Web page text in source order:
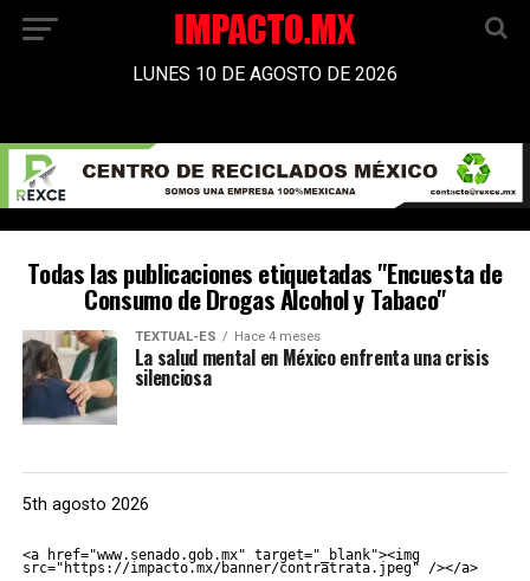
LUNES 10 DE AGOSTO DE 2026
Todas las publicaciones etiquetadas "Encuesta de
Consumo de Drogas Alcohol y Tabaco"
TEXTUAL-ES Hace 4 meses
La salud mental en México enfrenta una crisis
silenciosa
5th agosto 2026
<a href="www.senado.gob.mx" target="_blank"><img
src="https://impacto.mx/banner/contratrata.jpeg" /></a>